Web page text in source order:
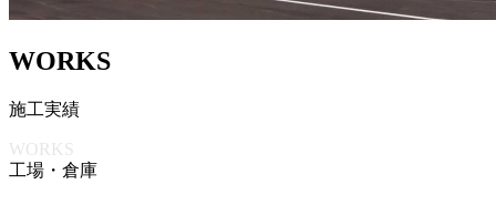
WORKS
施工実績
WORKS
工場・倉庫